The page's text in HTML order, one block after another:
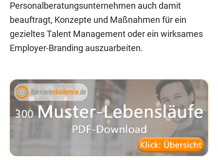
Personalberatungsunternehmen auch damit
beauftragt, Konzepte und Maßnahmen für ein
gezieltes Talent Management oder ein wirksames
Employer-Branding auszuarbeiten.